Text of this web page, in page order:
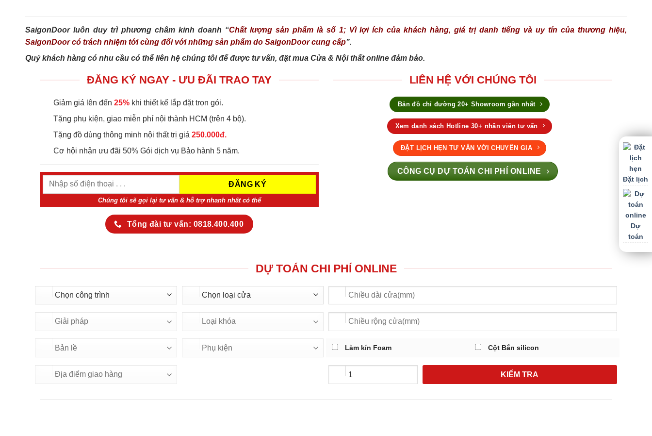
SaigonDoor luôn duy trì phương châm kinh doanh “Chất lượng sản phẩm là số 1; Vì lợi ích của khách hàng, giá trị danh tiếng và uy tín của thương hiệu,
SaigonDoor có trách nhiệm tới cùng đối với những sản phẩm do SaigonDoor cung cấp”.
Quý khách hàng có nhu cầu có thể liên hệ chúng tôi để được tư vấn, đặt mua Cửa & Nội thất online đảm bảo.
ĐĂNG KÝ NGAY - ƯU ĐÃI TRAO TAY
Giảm giá lên đến 25% khi thiết kế lắp đặt trọn gói.
Tặng phụ kiện, giao miễn phí nội thành HCM (trên 4 bộ).
Tặng đồ dùng thông minh nội thất trị giá 250.000đ.
Cơ hội nhận ưu đãi 50% Gói dịch vụ Bảo hành 5 năm.
Chúng tôi sẽ gọi lại tư vấn & hỗ trợ nhanh nhất có thể
Tổng đài tư vấn: 0818.400.400
LIÊN HỆ VỚI CHÚNG TÔI
Bản đồ chỉ đường 20+ Showroom gần nhất
Xem danh sách Hotline 30+ nhân viên tư vấn
ĐẶT LỊCH HẸN TƯ VẤN VỚI CHUYÊN GIA
CÔNG CỤ DỰ TOÁN CHI PHÍ ONLINE
DỰ TOÁN CHI PHÍ ONLINE
Làm kín Foam Cột Bắn silicon
KIỂM TRA
Đặt lịch
Dự
toán